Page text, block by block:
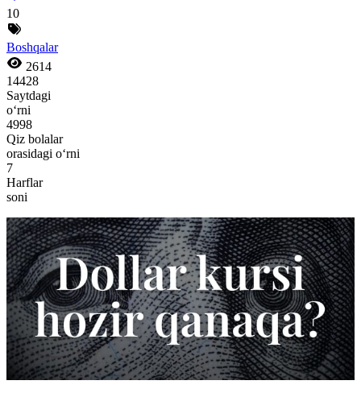
10
Boshqalar
2614
14428
Saytdagi
o‘rni
4998
Qiz bolalar
orasidagi o‘rni
7
Harflar
soni